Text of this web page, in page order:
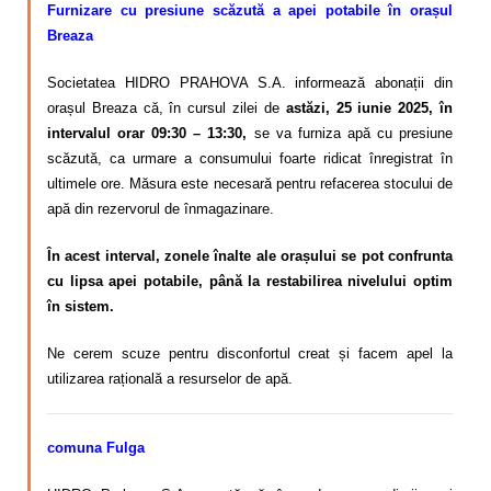
Furnizare cu presiune scăzută a apei potabile în orașul
Breaza
Societatea HIDRO PRAHOVA S.A. informează abonații din
orașul Breaza că, în cursul zilei de astăzi, 25 iunie 2025, în
intervalul orar 09:30 – 13:30, se va furniza apă cu presiune
scăzută, ca urmare a consumului foarte ridicat înregistrat în
ultimele ore. Măsura este necesară pentru refacerea stocului de
apă din rezervorul de înmagazinare.
În acest interval, zonele înalte ale orașului se pot confrunta
cu lipsa apei potabile, până la restabilirea nivelului optim
în sistem.
Ne cerem scuze pentru disconfortul creat și facem apel la
utilizarea rațională a resurselor de apă.
comuna Fulga